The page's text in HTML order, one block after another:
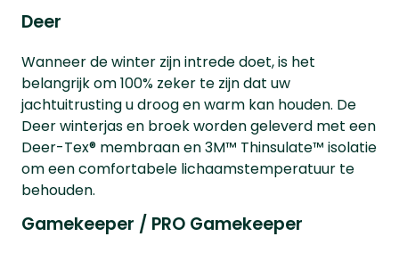
Deer
Wanneer de winter zijn intrede doet, is het
belangrijk om 100% zeker te zijn dat uw
jachtuitrusting u droog en warm kan houden. De
Deer winterjas en broek worden geleverd met een
Deer-Tex® membraan en 3M™ Thinsulate™ isolatie
om een comfortabele lichaamstemperatuur te
behouden.
Gamekeeper / PRO Gamekeeper